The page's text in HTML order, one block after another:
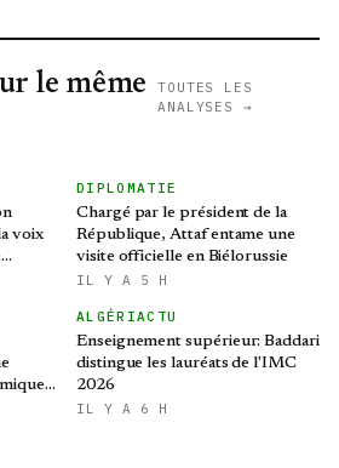
le même
TOUTES LES
ANALYSES →
voix
DIPLOMATIE
Chargé par le président de la
République, Attaf entame une
visite officielle en Biélorussie
IL Y A 5 H
ALGÉRIACTU
Enseignement supérieur: Baddari
distingue les lauréats de l'IMC
2026
IL Y A 6 H